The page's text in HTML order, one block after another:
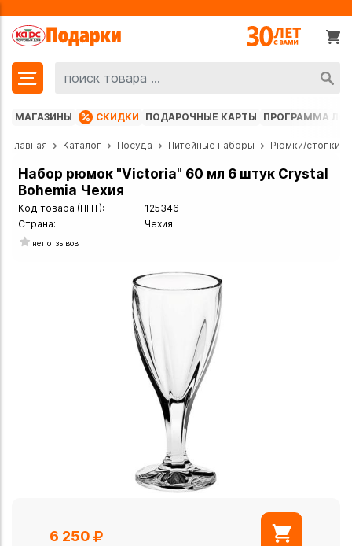
МАГАЗИНЫ СКИДКИ ПОДАРОЧНЫЕ КАРТЫ ПРОГРАММА
Главная Каталог Посуда Питейные наборы Рюмки/стопки
Набор рюмок "Victoria" 60 мл 6 штук Crystal
Bohemia Чехия
Код товара (ПНТ):
125346
Страна:
Чехия
нет отзывов
6 250